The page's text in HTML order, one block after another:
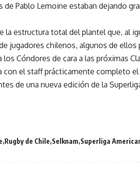
de Pablo Lemoine estaban dejando
la estructura total del plantel que, al
jugadores chilenos, algunos de
Cóndores de cara a las próximas
el staff prácticamente completo el
de una nueva edición de la
Rugby de Chile Selknam Superliga